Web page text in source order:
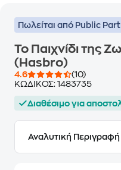
Πωλείται από Public
Το Παιχνίδι της
(Hasbro)
4.6
(10)
ΚΩΔΙΚΟΣ: 1483735
Διαθέσιμο για
Αναλυτική Περιγραφή